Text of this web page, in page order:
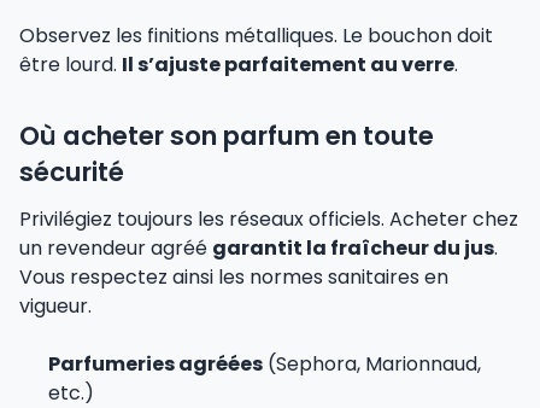
Observez les finitions métalliques. Le bouchon doit
être lourd. Il s’ajuste parfaitement au verre.
Où acheter son parfum en toute
sécurité
Privilégiez toujours les réseaux officiels. Acheter chez
un revendeur agréé garantit la fraîcheur du jus.
Vous respectez ainsi les normes sanitaires en
vigueur.
Parfumeries agréées (Sephora, Marionnaud,
etc.)